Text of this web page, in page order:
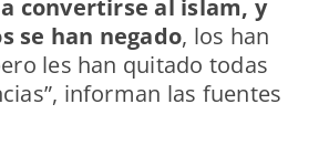
convertirse al islam, y
se han negado, los han
les han quitado todas
informan las fuentes